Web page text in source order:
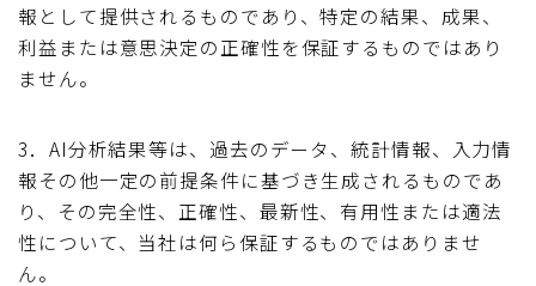
報として提供されるものであり、特定の結果、成果、
利益または意思決定の正確性を保証するものではあり
ません。
3．AI分析結果等は、過去のデータ、統計情報、入力情
報その他一定の前提条件に基づき生成されるものであ
り、その完全性、正確性、最新性、有用性または適法
性について、当社は何ら保証するものではありませ
ん。